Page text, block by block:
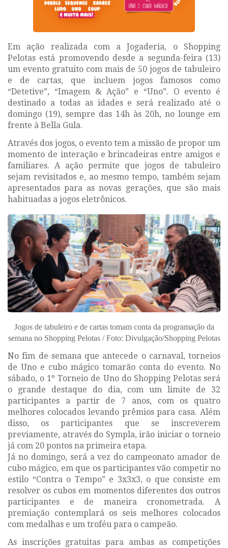
Em ação realizada com a Jogaderia, o Shopping
Pelotas está promovendo desde a segunda-feira (13)
um evento gratuito com mais de 50 jogos de tabuleiro
e de cartas, que incluem jogos famosos como
“Detetive”, “Imagem & Ação” e “Uno”. O evento é
destinado a todas as idades e será realizado até o
domingo (19), sempre das 14h às 20h, no lounge em
frente à Bella Gula.
Através dos jogos, o evento tem a missão de propor um
momento de interação e brincadeiras entre amigos e
familiares. A ação permite que jogos de tabuleiro
sejam revisitados e, ao mesmo tempo, também sejam
apresentados para as novas gerações, que são mais
habituadas a jogos eletrônicos.
Jogos de tabuleiro e de cartas tomam conta da programação da
semana no Shopping Pelotas / Foto: Divulgação/Shopping Pelotas
No fim de semana que antecede o carnaval, torneios
de Uno e cubo mágico tomarão conta do evento. No
sábado, o 1º Torneio de Uno do Shopping Pelotas será
o grande destaque do dia, com um limite de 32
participantes a partir de 7 anos, com os quatro
melhores colocados levando prêmios para casa. Além
disso, os participantes que se inscreverem
previamente, através do Sympla, irão iniciar o torneio
já com 20 pontos na primeira etapa.
Já no domingo, será a vez do campeonato amador de
cubo mágico, em que os participantes vão competir no
estilo “Contra o Tempo” e 3x3x3, o que consiste em
resolver os cubos em momentos diferentes dos outros
participantes e de maneira cronometrada. A
premiação contemplará os seis melhores colocados
com medalhas e um troféu para o campeão.
As inscrições gratuitas para ambas as competições